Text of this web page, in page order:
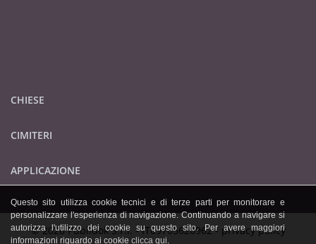
CHIESE
CIMITERI
APPLICAZIONE
© 2026 Publidok S.r.l. - IT09705620962 - privacy policy
Questo sito utilizza cookie tecnici e di terze parti per monitorare e
personalizzare l'esperienza di navigazione. Continuando a navigare si
autorizza l'utilizzo dei cookie su questo sito. Per avere maggiori
informazioni riguardo ai cookie clicca qui.